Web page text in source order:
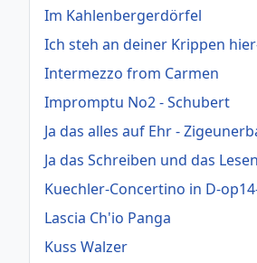
Im Kahlenbergerdörfel
Ich steh an deiner Krippen
Intermezzo from Carmen
Impromptu No2 - Schubert
Ja das alles auf Ehr -
Ja das Schreiben und das Lesen
Kuechler-Concertino in D-
Lascia Ch'io Panga
Kuss Walzer